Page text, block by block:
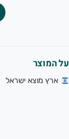
על המוצר
ארץ מוצא ישראל